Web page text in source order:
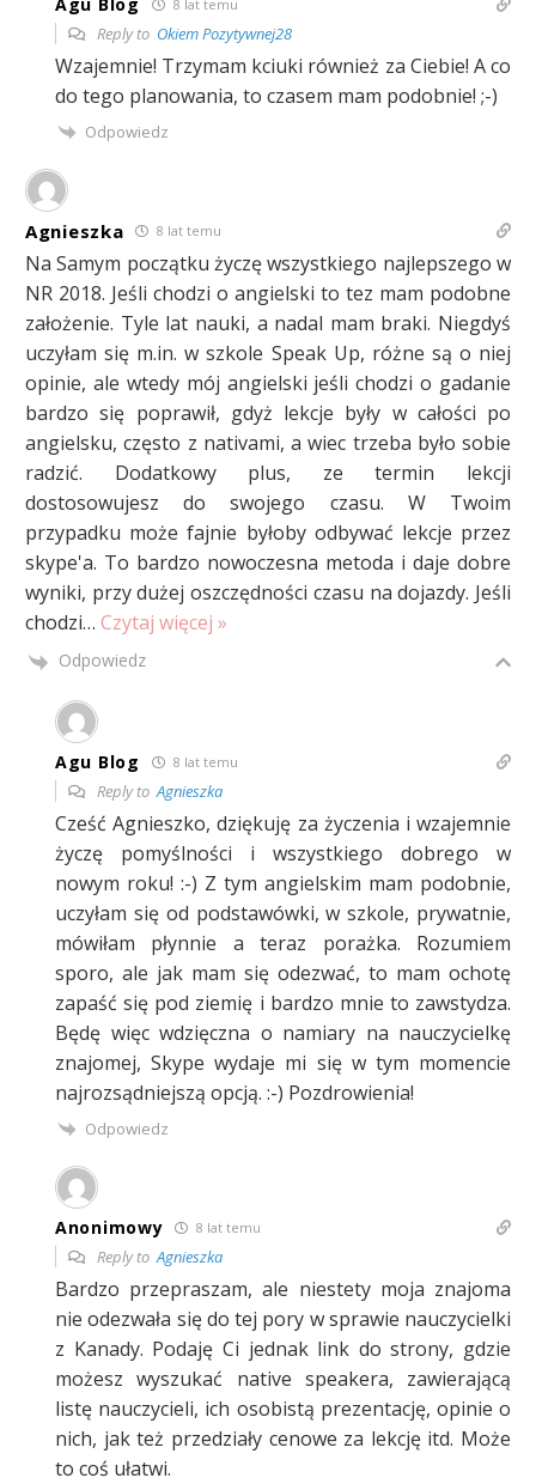
8 lat temu
Reply to Okiem Pozytywnej28
Wzajemnie! Trzymam kciuki również za Ciebie! A co
do tego planowania, to czasem mam podobnie! ;-)
Odpowiedz
Agnieszka 8 lat temu
Na Samym początku życzę wszystkiego najlepszego w
NR 2018. Jeśli chodzi o angielski to tez mam podobne
założenie. Tyle lat nauki, a nadal mam braki. Niegdyś
uczyłam się m.in. w szkole Speak Up, różne są o niej
opinie, ale wtedy mój angielski jeśli chodzi o gadanie
bardzo się poprawił, gdyż lekcje były w całości po
angielsku, często z nativami, a wiec trzeba było sobie
radzić. Dodatkowy plus, ze termin lekcji
dostosowujesz do swojego czasu. W Twoim
przypadku może fajnie byłoby odbywać lekcje przez
skype'a. To bardzo nowoczesna metoda i daje dobre
wyniki, przy dużej oszczędności czasu na dojazdy. Jeśli
chodzi… Czytaj więcej »
Odpowiedz
Agu Blog 8 lat temu
Reply toAgnieszka
Cześć Agnieszko, dziękuję za życzenia i wzajemnie
życzę pomyślności i wszystkiego dobrego w
nowym roku! :-) Z tym angielskim mam podobnie,
uczyłam się od podstawówki, w szkole, prywatnie,
mówiłam płynnie a teraz porażka. Rozumiem
sporo, ale jak mam się odezwać, to mam ochotę
zapaść się pod ziemię i bardzo mnie to zawstydza.
Będę więc wdzięczna o namiary na nauczycielkę
znajomej, Skype wydaje mi się w tym momencie
najrozsądniejszą opcją. :-) Pozdrowienia!
Odpowiedz
Anonimowy 8 lat temu
Reply toAgnieszka
Bardzo przepraszam, ale niestety moja znajoma
nie odezwała się do tej pory w sprawie nauczycielki
z Kanady. Podaję Ci jednak link do strony, gdzie
możesz wyszukać native speakera, zawierającą
listę nauczycieli, ich osobistą prezentację, opinie o
nich, jak też przedziały cenowe za lekcję itd. Może
to coś ułatwi.